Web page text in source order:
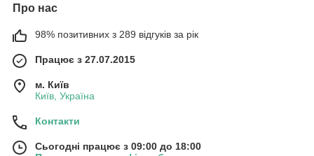
Про нас
98% позитивних з 289 відгуків за рік
Працює з 27.07.2015
м. Київ
Київ, Україна
Контакти
Сьогодні працює з 09:00 до 18:00